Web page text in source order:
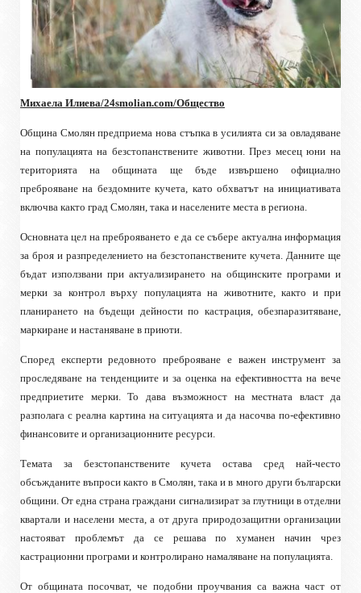
Михаела Илиева/24smolian.com/Общество
Община Смолян предприема нова стъпка в усилията си за овладяване
на популацията на безстопанствените животни. През месец юни на
територията на общината ще бъде извършено официално
преброяване на бездомните кучета, като обхватът на инициативата
включва както град Смолян, така и населените места в региона.
Основната цел на преброяването е да се събере актуална информация
за броя и разпределението на безстопанствените кучета. Данните ще
бъдат използвани при актуализирането на общинските програми и
мерки за контрол върху популацията на животните, както и при
планирането на бъдещи дейности по кастрация, обезпаразитяване,
маркиране и настаняване в приюти.
Според експерти редовното преброяване е важен инструмент за
проследяване на тенденциите и за оценка на ефективността на вече
предприетите мерки. То дава възможност на местната власт да
разполага с реална картина на ситуацията и да насочва по-ефективно
финансовите и организационните ресурси.
Темата за безстопанствените кучета остава сред най-често
обсъжданите въпроси както в Смолян, така и в много други български
общини. От една страна граждани сигнализират за глутници в отделни
квартали и населени места, а от друга природозащитни организации
настояват проблемът да се решава по хуманен начин чрез
кастрационни програми и контролирано намаляване на популацията.
От общината посочват, че подобни проучвания са важна част от